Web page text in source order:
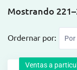
Mostrando
Ordernar por:
Ventas a